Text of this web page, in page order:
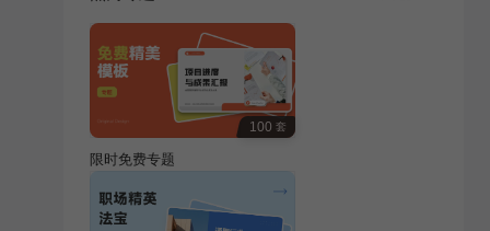
100 套
限时免费专题